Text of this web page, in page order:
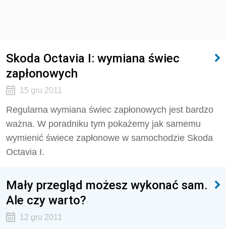
Skoda Octavia I: wymiana świec
zapłonowych
15 gru 2011
Regularna wymiana świec zapłonowych jest bardzo
ważna. W poradniku tym pokażemy jak samemu
wymienić świece zapłonowe w samochodzie Skoda
Octavia I.
Mały przegląd możesz wykonać sam.
Ale czy warto?
12 gru 2011